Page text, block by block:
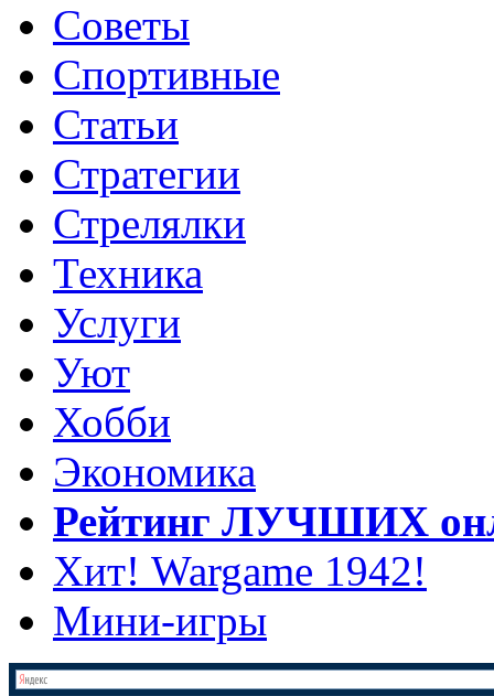
Советы
Спортивные
Статьи
Стратегии
Стрелялки
Техника
Услуги
Уют
Хобби
Экономика
Рейтинг ЛУЧШИХ
Хит! Wargame 1942!
Мини-игры